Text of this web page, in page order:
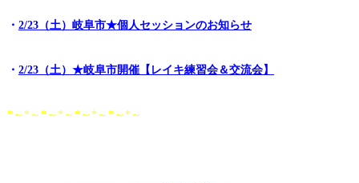
・ 2/23（土）岐阜市★個人セッションのお知らせ
・ 2/23（土）★岐阜市開催【レイキ練習会＆交流会】
*～*～*～*～*～*～*～*～